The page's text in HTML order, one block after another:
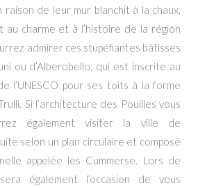
raison de leur mur blanchit à la chaux,
au charme et à l’histoire de la région
admirer ces stupéfiantes bâtisses
ou d’Alberobello, qui est inscrite au
l’UNESCO pour ses toits à la forme
Si l’architecture des Pouilles vous
également visiter la ville de
selon un plan circulaire et composé
appelée les Cummerse. Lors de
également l’occasion de vous